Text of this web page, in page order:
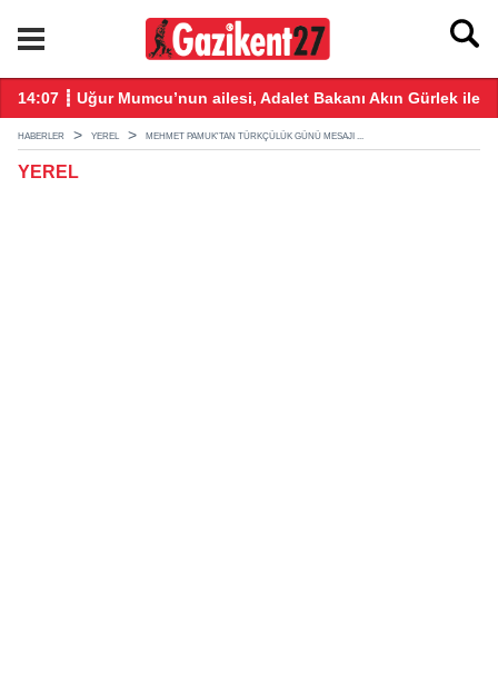
14:07 ┋ Uğur Mumcu’nun ailesi, Adalet Bakanı Akın Gürlek ile
HABERLER YEREL MEHMET PAMUK'TAN TÜRKÇÜLÜK GÜNÜ MESAJI ...
YEREL